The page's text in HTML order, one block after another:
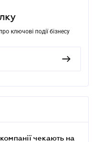
ключові події бізнесу
чекають на